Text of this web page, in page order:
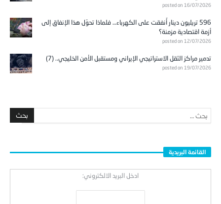
posted on 16/07/2026
596 تريليون دينار أُنفقت على الكهرباء… فلماذا تحوّل هذا الإنفاق إلى
أزمة اقتصادية مزمنة؟
posted on 12/07/2026
تدمير مراكز الثقل الاستراتيجي الإيراني ومستقبل الأمن الخليجي.. (7)
posted on 19/07/2026
القائمة البريدية
ادخل البريد الالكتروني: